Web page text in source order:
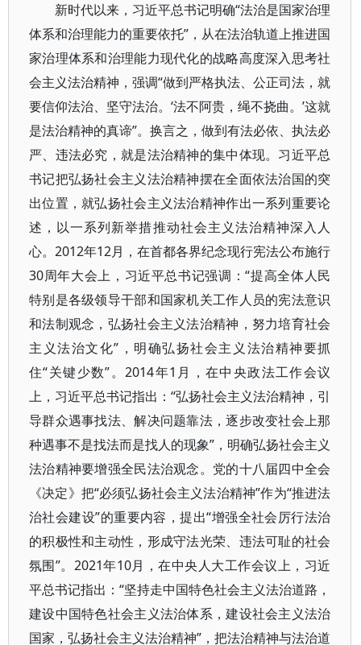
新时代以来，习近平总书记明确“法治是国家治理
体系和治理能力的重要依托”，从在法治轨道上推进国
家治理体系和治理能力现代化的战略高度深入思考社
会主义法治精神，强调“做到严格执法、公正司法，就
要信仰法治、坚守法治。‘法不阿贵，绳不挠曲。’这就
是法治精神的真谛”。换言之，做到有法必依、执法必
严、违法必究，就是法治精神的集中体现。习近平总
书记把弘扬社会主义法治精神摆在全面依法治国的突
出位置，就弘扬社会主义法治精神作出一系列重要论
述，以一系列新举措推动社会主义法治精神深入人
心。2012年12月，在首都各界纪念现行宪法公布施行
30周年大会上，习近平总书记强调：“提高全体人民
特别是各级领导干部和国家机关工作人员的宪法意识
和法制观念，弘扬社会主义法治精神，努力培育社会
主义法治文化”，明确弘扬社会主义法治精神要抓
住“关键少数”。2014年1月，在中央政法工作会议
上，习近平总书记指出：“弘扬社会主义法治精神，引
导群众遇事找法、解决问题靠法，逐步改变社会上那
种遇事不是找法而是找人的现象”，明确弘扬社会主义
法治精神要增强全民法治观念。党的十八届四中全会
《决定》把“必须弘扬社会主义法治精神”作为“推进法
治社会建设”的重要内容，提出“增强全社会厉行法治
的积极性和主动性，形成守法光荣、违法可耻的社会
氛围”。2021年10月，在中央人大工作会议上，习近
平总书记指出：“坚持走中国特色社会主义法治道路，
建设中国特色社会主义法治体系，建设社会主义法治
国家，弘扬社会主义法治精神”，把法治精神与法治道